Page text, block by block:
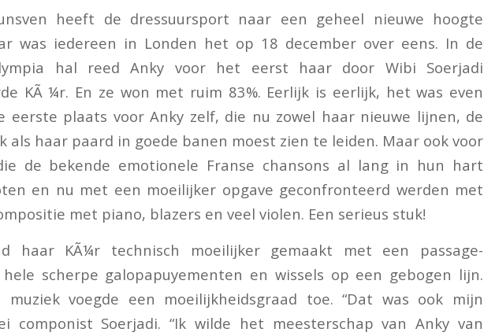
heeft de dressuursport naar een geheel nieuwe hoogte
was iedereen in Londen het op 18 december over eens. In de
hal reed Anky voor het eerst haar door Wibi Soerjadi
KÃ ¼r. En ze won met ruim 83%. Eerlijk is eerlijk, het was even
eerste plaats voor Anky zelf, die nu zowel haar nieuwe lijnen, de
als haar paard in goede banen moest zien te leiden. Maar ook voor
de bekende emotionele Franse chansons al lang in hun hart
en nu met een moeilijker opgave geconfronteerd werden met
met piano, blazers en veel violen. Een serieus stuk!
haar KÃ¼r technisch moeilijker gemaakt met een passage-
scherpe galopapuyementen en wissels op een gebogen lijn.
voegde een moeilijkheidsgraad toe. “Dat was ook mijn
componist Soerjadi. “Ik wilde het meesterschap van Anky van